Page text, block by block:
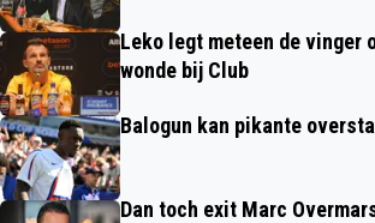
Leko legt meteen de vinger
wonde bij Club
Balogun kan pikante
Dan toch exit Marc